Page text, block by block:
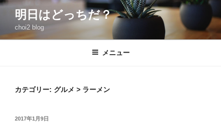
コ
ン
明日はどっちだ？
choi2 blog
メニュー
カテゴリー: グルメ > ラーメン
投
2017年1月9日